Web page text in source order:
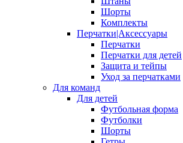
Шорты
Комплекты
Перчатки|Аксессуары
Перчатки
Перчатки для детей
Защита и тейпы
Уход за перчатками
Для команд
Для детей
Футбольная форма
Футболки
Шорты